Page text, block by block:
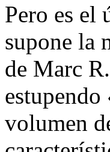
Pero es el
supone la
de Marc
volumen